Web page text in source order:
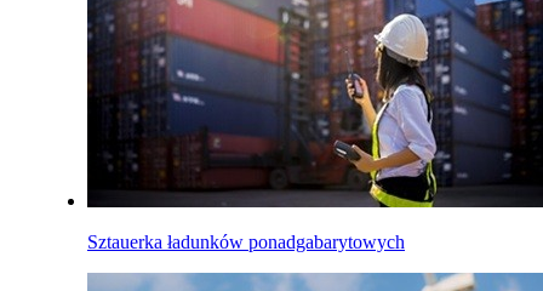
Sztauerka ładunków ponadgabarytowych